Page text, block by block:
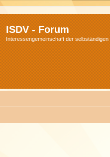
ISDV - Forum
Interessengemeinschaft der